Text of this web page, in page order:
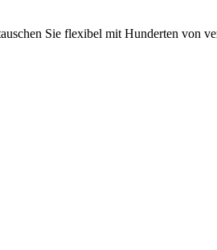
Sie flexibel mit Hunderten von